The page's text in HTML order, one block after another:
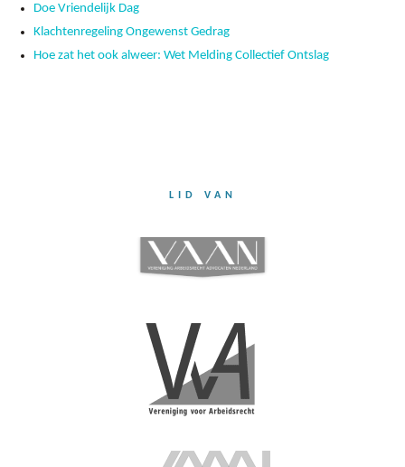
Doe Vriendelijk Dag
Klachtenregeling Ongewenst Gedrag
Hoe zat het ook alweer: Wet Melding Collectief Ontslag
LID VAN